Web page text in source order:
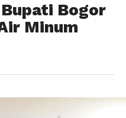
Bogor
Minum